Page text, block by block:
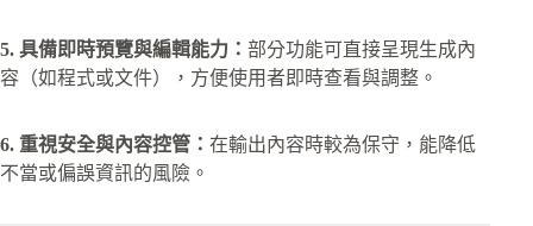
5. 具備即時預覽與編輯能力： 部分功能可直接呈現生成內
容（如程式或文件），方便使用者即時查看與調整。
6. 重視安全與內容控管： 在輸出內容時較為保守，能降低
不當或偏誤資訊的風險。